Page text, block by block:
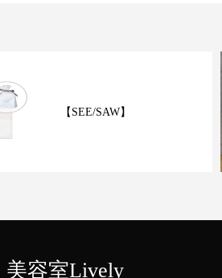
【SEE/SAW】
美容室Lively